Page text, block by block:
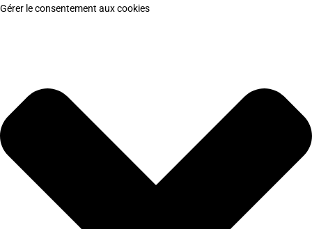
Gérer le consentement aux cookies